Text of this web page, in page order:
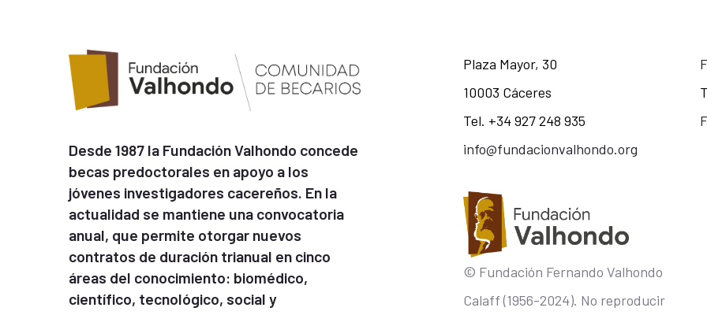
Desde 1987 la Fundación Valhondo concede
becas predoctorales en apoyo a los
jóvenes investigadores cacereños. En la
actualidad se mantiene una convocatoria
anual, que permite otorgar nuevos
contratos de duración trianual en cinco
áreas del conocimiento: biomédico,
científico, tecnológico, social y
Plaza Mayor, 30
10003 Cáceres
Tel. +34 927 248 935
info@fundacionvalhondo.org
© Fundación Fernando Valhondo
Calaff (1956-2024). No reproducir